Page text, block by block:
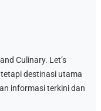
Culinary. Let’s
destinasi utama
informasi terkini dan